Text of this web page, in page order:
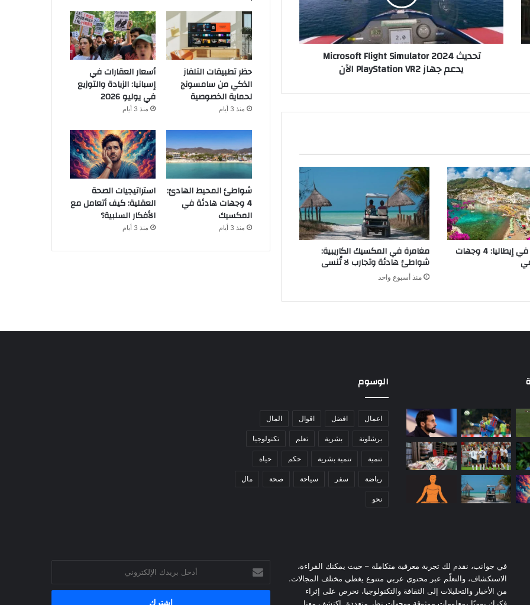
M
i
c
r
f
g
h
t
S
i
m
u
l
a
2
ا
ز
P
l
a
y
S
o
n
V
R
تحديث Microsoft Flight Simulator 2024
يدعم جهاز PlayStation VR2 الآن
تجارب سياحية في إيطاليا: 4 وجهات مغامرة في المكسيك الكاريبية:
شواطئ هادئة وتجارب لا تُنسى
منذ أسبوع واحد
حظر تطبيقات التلفاز
الذكي من سامسونج
لحماية الخصوصية
منذ 3 أيام
أسعار العقارات في
إسبانيا: الزيادة والتوزيع
في يوليو 2026
منذ 3 أيام
شواطئ المحيط الهادئ:
4 وجهات هادئة في
المكسيك
منذ 3 أيام
استراتيجيات الصحة
العقلية: كيف أتعامل مع
الأفكار السلبية؟
منذ 3 أيام
الوسوم
اعمال افضل اقوال المال
برشلونة بشرية تعلم تكنولوجيا
تنمية تنمية بشرية حكم حياة
رياضة سفر سياحة صحة مال
نحو
في جوانب، نقدم لك تجربة معرفية متكاملة – حيث يمكنك القراءة،
الاستكشاف، والتعلّم عبر محتوى عربي متنوع يغطي مختلف المجالات.
من الأخبار والتحليلات إلى الثقافة والتكنولوجيا، نحرص على إثراء
أدخل
بريدك
الإلكتروني